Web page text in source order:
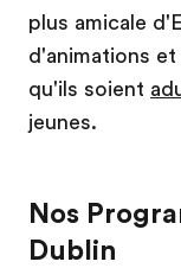
plus amicale
d'animations
qu'ils soient
jeunes.
Nos
Dublin